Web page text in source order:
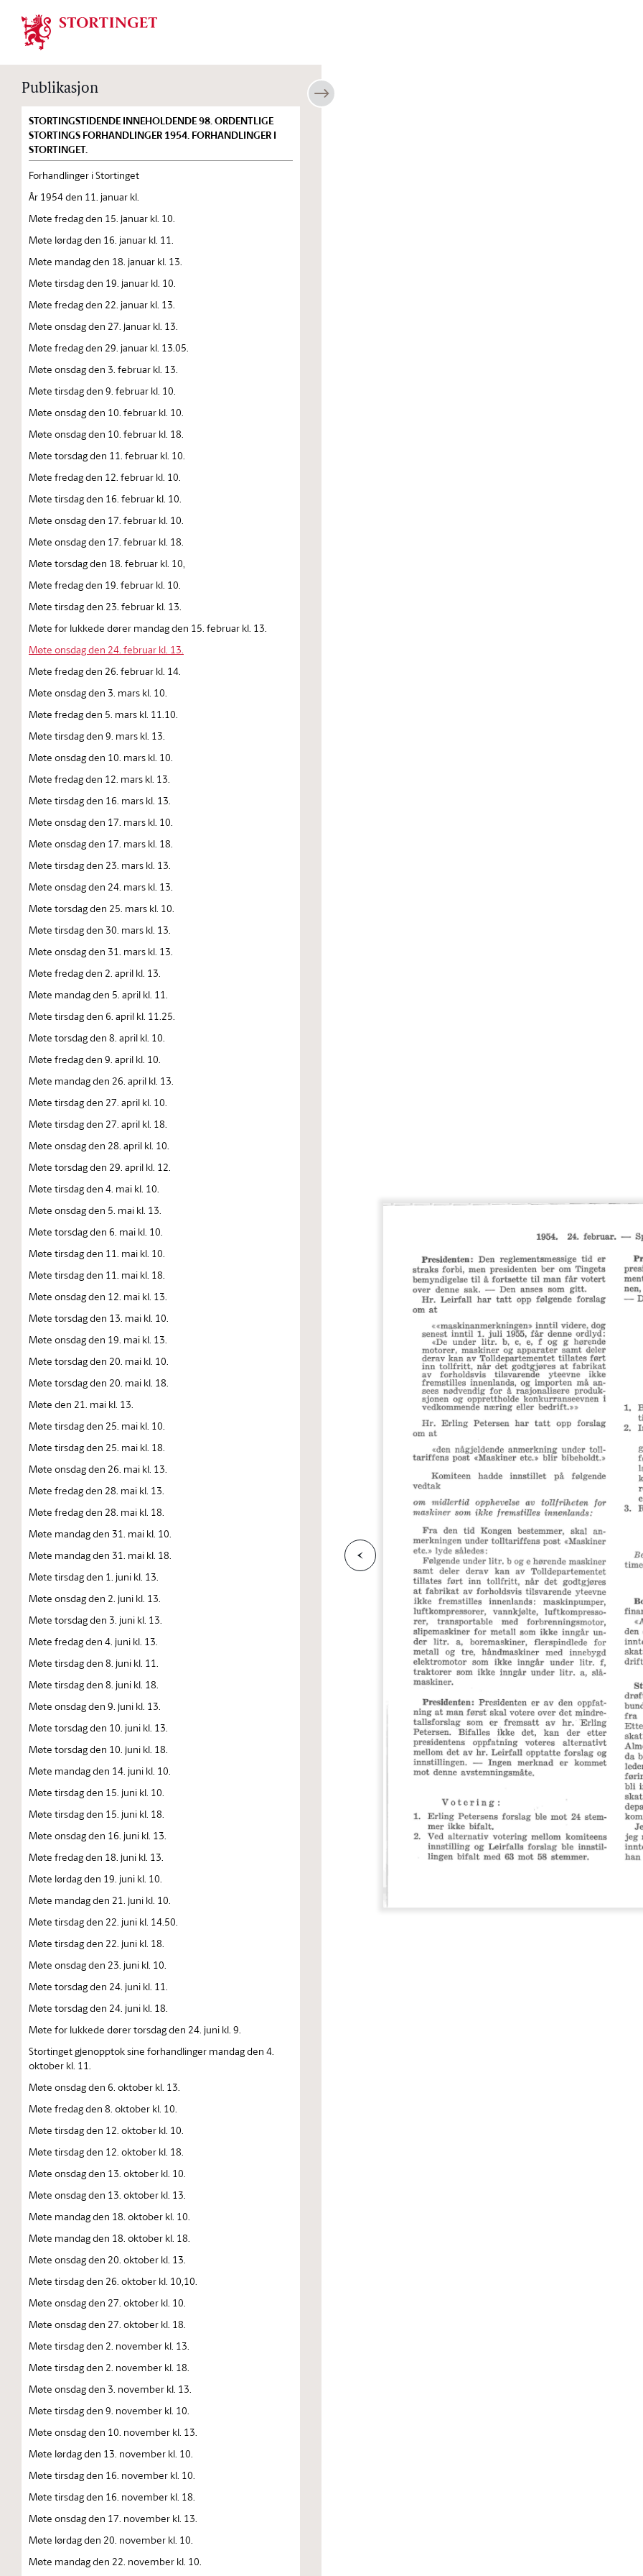
Stortinget.no
Publikasjon
STORTINGSTIDENDE INNEHOLDENDE 98. ORDENTLIGE
STORTINGS FORHANDLINGER 1954. FORHANDLINGER I
STORTINGET.
Forhandlinger i Stortinget
År 1954 den 11. januar kl.
Møte fredag den 15. januar kl. 10.
Møte lørdag den 16. januar kl. 11.
Møte mandag den 18. januar kl. 13.
Møte tirsdag den 19. januar kl. 10.
Møte fredag den 22. januar kl. 13.
Møte onsdag den 27. januar kl. 13.
Møte fredag den 29. januar kl. 13.05.
Møte onsdag den 3. februar kl. 13.
Møte tirsdag den 9. februar kl. 10.
Møte onsdag den 10. februar kl. 10.
Møte onsdag den 10. februar kl. 18.
Møte torsdag den 11. februar kl. 10.
Møte fredag den 12. februar kl. 10.
Møte tirsdag den 16. februar kl. 10.
Møte onsdag den 17. februar kl. 10.
Møte onsdag den 17. februar kl. 18.
Møte torsdag den 18. februar kl. 10,
Møte fredag den 19. februar kl. 10.
Møte tirsdag den 23. februar kl. 13.
Møte for lukkede dører mandag den 15. februar kl. 13.
Møte onsdag den 24. februar kl. 13.
Møte fredag den 26. februar kl. 14.
Møte onsdag den 3. mars kl. 10.
Møte fredag den 5. mars kl. 11.10.
Møte tirsdag den 9. mars kl. 13.
Møte onsdag den 10. mars kl. 10.
Møte fredag den 12. mars kl. 13.
Møte tirsdag den 16. mars kl. 13.
Møte onsdag den 17. mars kl. 10.
Møte onsdag den 17. mars kl. 18.
Møte tirsdag den 23. mars kl. 13.
Møte onsdag den 24. mars kl. 13.
Møte torsdag den 25. mars kl. 10.
Møte tirsdag den 30. mars kl. 13.
Møte onsdag den 31. mars kl. 13.
Møte fredag den 2. april kl. 13.
Møte mandag den 5. april kl. 11.
Møte tirsdag den 6. april kl. 11.25.
Møte torsdag den 8. april kl. 10.
Møte fredag den 9. april kl. 10.
Møte mandag den 26. april kl. 13.
Møte tirsdag den 27. april kl. 10.
Møte tirsdag den 27. april kl. 18.
Møte onsdag den 28. april kl. 10.
Møte torsdag den 29. april kl. 12.
Møte tirsdag den 4. mai kl. 10.
Møte onsdag den 5. mai kl. 13.
Møte torsdag den 6. mai kl. 10.
Møte tirsdag den 11. mai kl. 10.
Møte tirsdag den 11. mai kl. 18.
Møte onsdag den 12. mai kl. 13.
Møte torsdag den 13. mai kl. 10.
Møte onsdag den 19. mai kl. 13.
Møte torsdag den 20. mai kl. 10.
Møte torsdag den 20. mai kl. 18.
Møte den 21. mai kl. 13.
Møte tirsdag den 25. mai kl. 10.
Møte tirsdag den 25. mai kl. 18.
Møte onsdag den 26. mai kl. 13.
Møte fredag den 28. mai kl. 13.
Møte fredag den 28. mai kl. 18.
Møte mandag den 31. mai kl. 10.
Møte mandag den 31. mai kl. 18.
Møte tirsdag den 1. juni kl. 13.
Møte onsdag den 2. juni kl. 13.
Møte torsdag den 3. juni kl. 13.
Møte fredag den 4. juni kl. 13.
Møte tirsdag den 8. juni kl. 11.
Møte tirsdag den 8. juni kl. 18.
Møte onsdag den 9. juni kl. 13.
Møte torsdag den 10. juni kl. 13.
Møte torsdag den 10. juni kl. 18.
Møte mandag den 14. juni kl. 10.
Møte tirsdag den 15. juni kl. 10.
Møte tirsdag den 15. juni kl. 18.
Møte onsdag den 16. juni kl. 13.
Møte fredag den 18. juni kl. 13.
Møte lørdag den 19. juni kl. 10.
Møte mandag den 21. juni kl. 10.
Møte tirsdag den 22. juni kl. 14.50.
Møte tirsdag den 22. juni kl. 18.
Møte onsdag den 23. juni kl. 10.
Møte torsdag den 24. juni kl. 11.
Møte torsdag den 24. juni kl. 18.
Møte for lukkede dører torsdag den 24. juni kl. 9.
Stortinget gjenopptok sine forhandlinger mandag den 4.
oktober kl. 11.
Møte onsdag den 6. oktober kl. 13.
Møte fredag den 8. oktober kl. 10.
Møte tirsdag den 12. oktober kl. 10.
Møte tirsdag den 12. oktober kl. 18.
Møte onsdag den 13. oktober kl. 10.
Møte onsdag den 13. oktober kl. 13.
Møte mandag den 18. oktober kl. 10.
Møte mandag den 18. oktober kl. 18.
Møte onsdag den 20. oktober kl. 13.
Møte tirsdag den 26. oktober kl. 10,10.
Møte onsdag den 27. oktober kl. 10.
Møte onsdag den 27. oktober kl. 18.
Møte tirsdag den 2. november kl. 13.
Møte tirsdag den 2. november kl. 18.
Møte onsdag den 3. november kl. 13.
Møte tirsdag den 9. november kl. 10.
Møte onsdag den 10. november kl. 13.
Møte lørdag den 13. november kl. 10.
Møte tirsdag den 16. november kl. 10.
Møte tirsdag den 16. november kl. 18.
Møte onsdag den 17. november kl. 13.
Møte lørdag den 20. november kl. 10.
Møte mandag den 22. november kl. 10.
F
o
rr
i
g
e
s
i
de